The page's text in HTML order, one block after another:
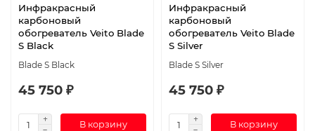
Инфракрасный
карбоновый
обогреватель Veito Blade
S Black
Blade S Black
45 750 ₽
В корзину
Инфракрасный
карбоновый
обогреватель Veito Blade
S Silver
Blade S Silver
45 750 ₽
В корзину